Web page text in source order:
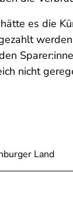
es die
nicht
Land